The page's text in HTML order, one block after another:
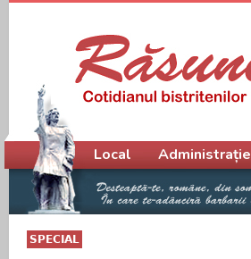
SPECIAL
Meniu principal
Local Administrație